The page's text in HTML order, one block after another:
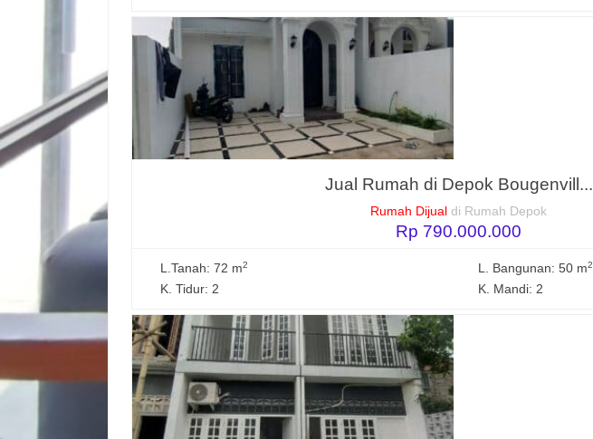
Jual Rumah di Depok Bougenvill...
Rumah Dijual di Rumah Depok
Rp 790.000.000
L.Tanah: 72 m2 L. Bangunan: 50 m2
K. Tidur: 2 K. Mandi: 2